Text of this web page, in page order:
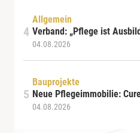
Allgemein
Verband: „Pflege ist
04.08.2026
Bauprojekte
Neue Pflegeimmobilie:
04.08.2026